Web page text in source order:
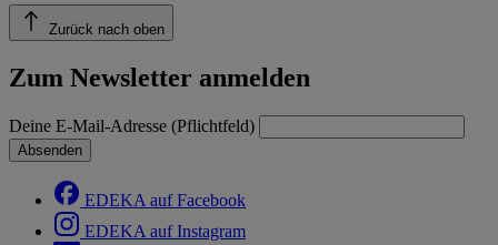
Zurück nach oben
Zum Newsletter anmelden
Deine E-Mail-Adresse (Pflichtfeld)
Absenden
EDEKA auf Facebook
EDEKA auf Instagram